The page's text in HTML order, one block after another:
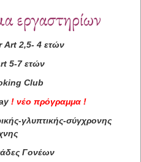
εργαστηρίων
Art2,5- 4 ετών
5-7 ετών
Club
! νέο πρόγραμμα !
γλυπτικής-σύγχρονης
Γονέων